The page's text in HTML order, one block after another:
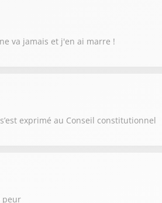
va jamais et j'en ai marre !
exprimé au Conseil constitutionnel
peur